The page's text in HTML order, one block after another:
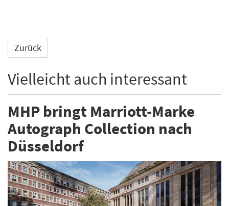
Zurück
Vielleicht auch interessant
MHP bringt Marriott-Marke
Autograph Collection nach
Düsseldorf